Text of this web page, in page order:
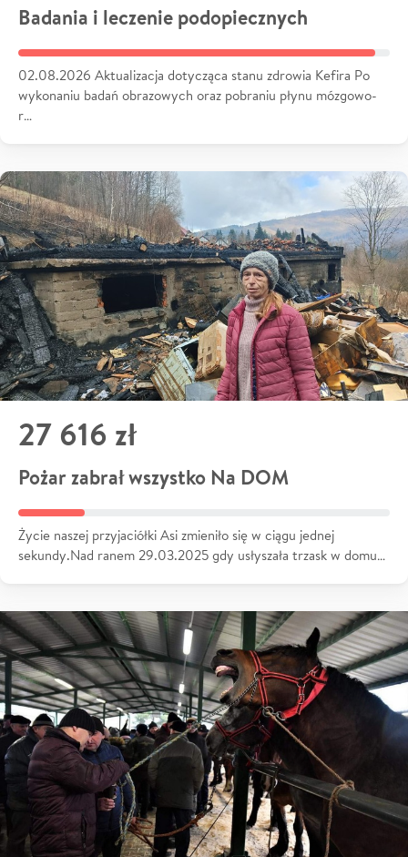
Badania i leczenie podopiecznych
02.08.2026 Aktualizacja dotycząca stanu zdrowia Kefira Po
wykonaniu badań obrazowych oraz pobraniu płynu mózgowo-
r…
27 616 zł
Pożar zabrał wszystko Na DOM
Życie naszej przyjaciółki Asi zmieniło się w ciągu jednej
sekundy.Nad ranem 29.03.2025 gdy usłyszała trzask w domu…